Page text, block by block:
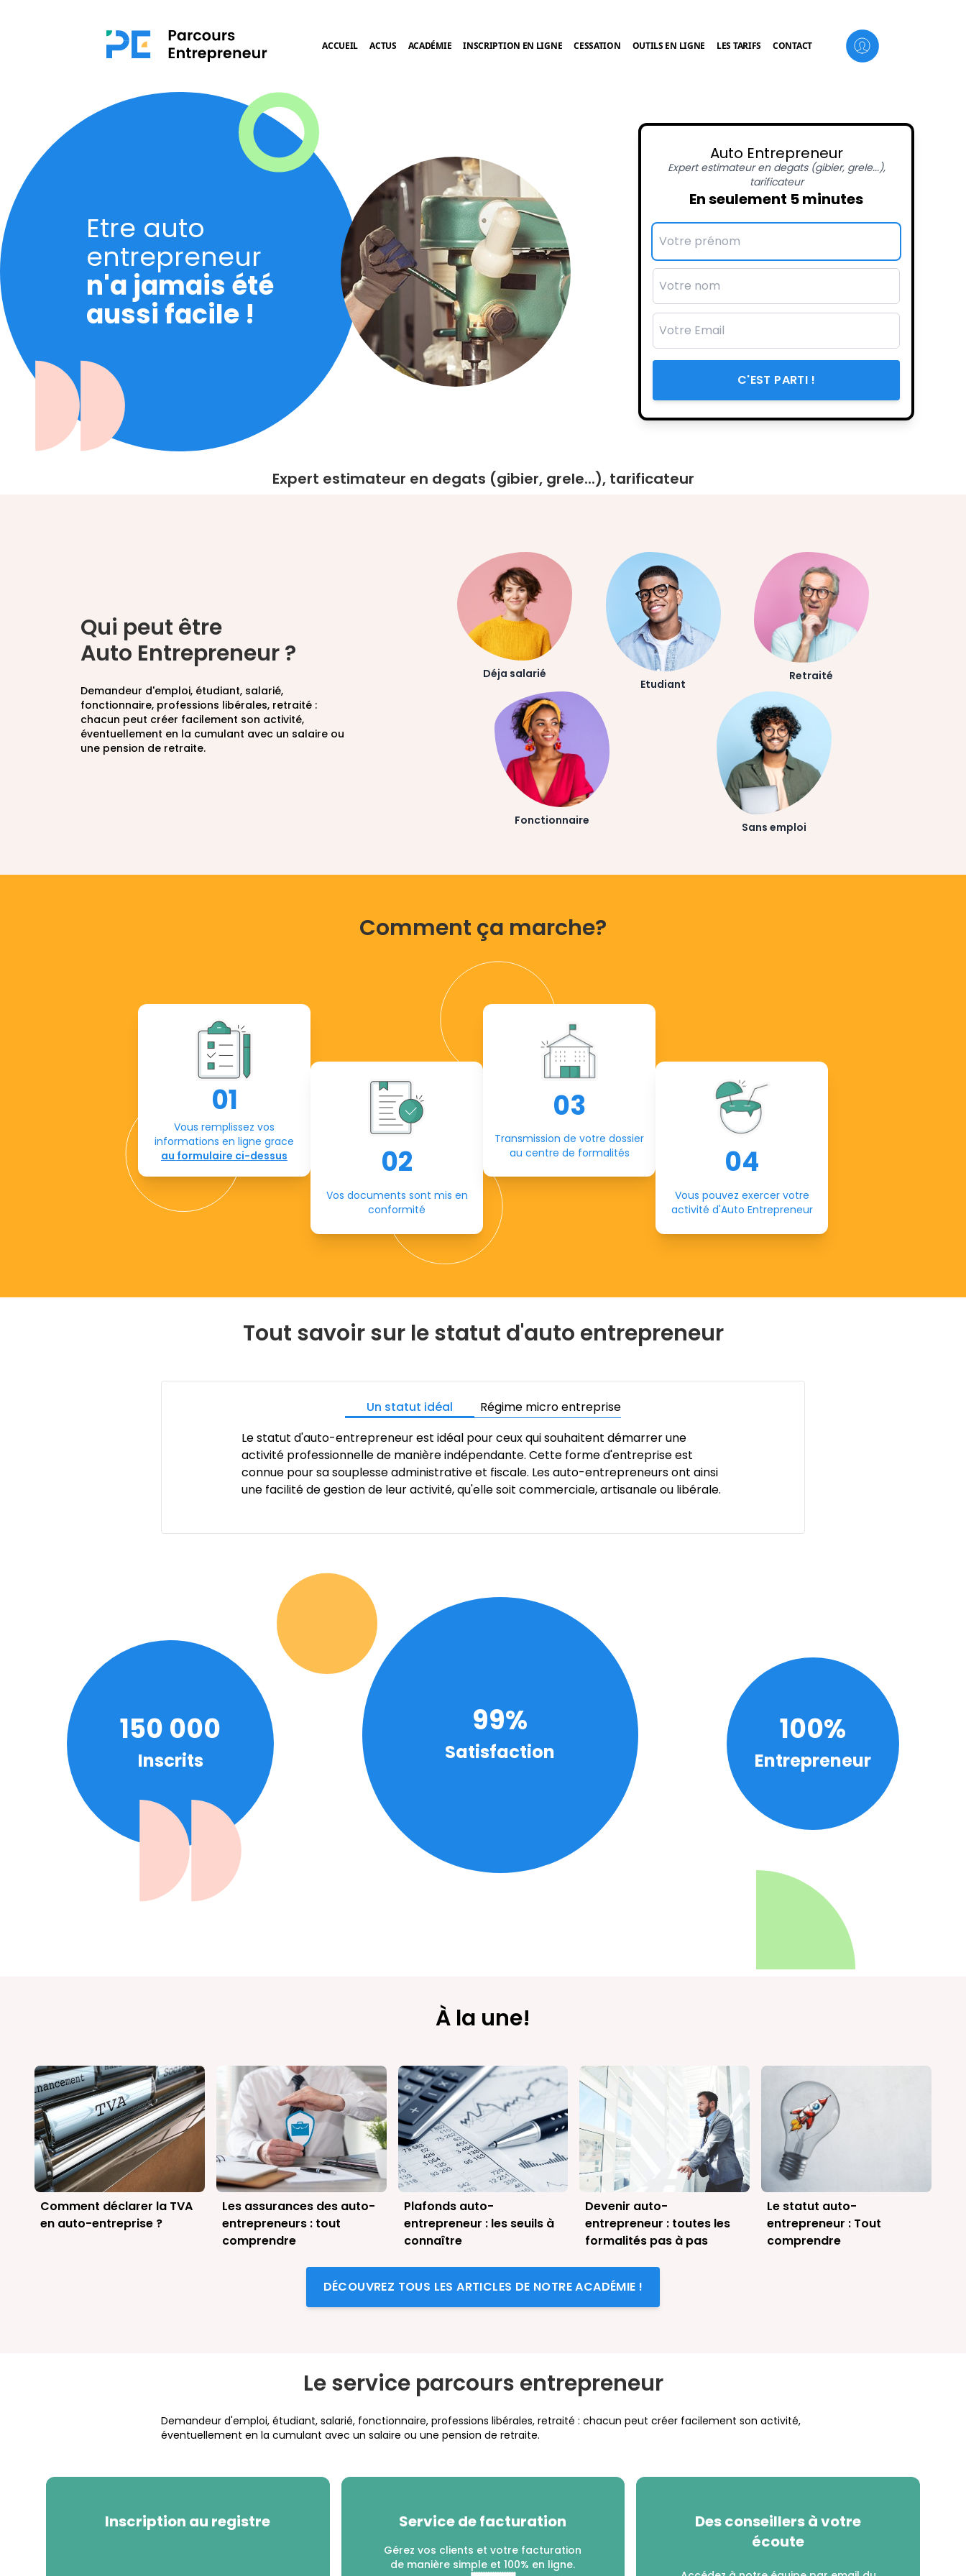
ACCUEIL ACTUS ACADÉMIE INSCRIPTION EN LIGNE CESSATION OUTILS EN LIGNE LES TARIFS CONTACT
Etre auto
entrepreneur
n'a jamais été
aussi facile !
Auto Entrepreneur
Expert estimateur en degats (gibier, grele...),
tarificateur
En seulement 5 minutes
C'EST PARTI !
Expert estimateur en degats (gibier, grele...), tarificateur
Qui peut être
Auto Entrepreneur ?
Demandeur d'emploi, étudiant, salarié,
fonctionnaire, professions libérales, retraité :
chacun peut créer facilement son activité,
éventuellement en la cumulant avec un salaire ou
une pension de retraite.
Déja salarié
Etudiant
Retraité
Fonctionnaire
Sans emploi
Comment ça marche?
01
Vous remplissez vos
informations en ligne grace
au formulaire ci-dessus
02
Vos documents sont mis en
conformité
03
Transmission de votre dossier
au centre de formalités
04
Vous pouvez exercer votre
activité d'Auto Entrepreneur
Tout savoir sur le statut d'auto entrepreneur
Un statut idéal
Régime micro entreprise
Le statut d'auto-entrepreneur est idéal pour ceux qui souhaitent démarrer une
activité professionnelle de manière indépendante. Cette forme d'entreprise est
connue pour sa souplesse administrative et fiscale. Les auto-entrepreneurs ont ainsi
une facilité de gestion de leur activité, qu'elle soit commerciale, artisanale ou libérale.
150 000
Inscrits
99%
Satisfaction
100%
Entrepreneur
À la une!
Comment déclarer la TVA
en auto-entreprise ?
Les assurances des auto-
entrepreneurs : tout
comprendre
Plafonds auto-
entrepreneur : les seuils à
connaître
Devenir auto-
entrepreneur : toutes les
formalités pas à pas
Le statut auto-
entrepreneur : Tout
comprendre
DÉCOUVREZ TOUS LES ARTICLES DE NOTRE ACADÉMIE !
Le service parcours entrepreneur
Demandeur d'emploi, étudiant, salarié, fonctionnaire, professions libérales, retraité : chacun peut créer facilement son activité,
éventuellement en la cumulant avec un salaire ou une pension de retraite.
Inscription au registre Service de facturation
Gérez vos clients et votre facturation
de manière simple et 100% en ligne.
Des conseillers à votre
écoute